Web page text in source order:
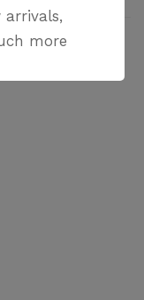
arrivals,
more